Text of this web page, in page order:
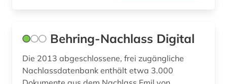
visman (1)
vorabdruck (1)
Behring-Nachlass Digital
Die 2013 abgeschlossene, frei zugängliche
Nachlassdatenbank enthält etwa 3.000